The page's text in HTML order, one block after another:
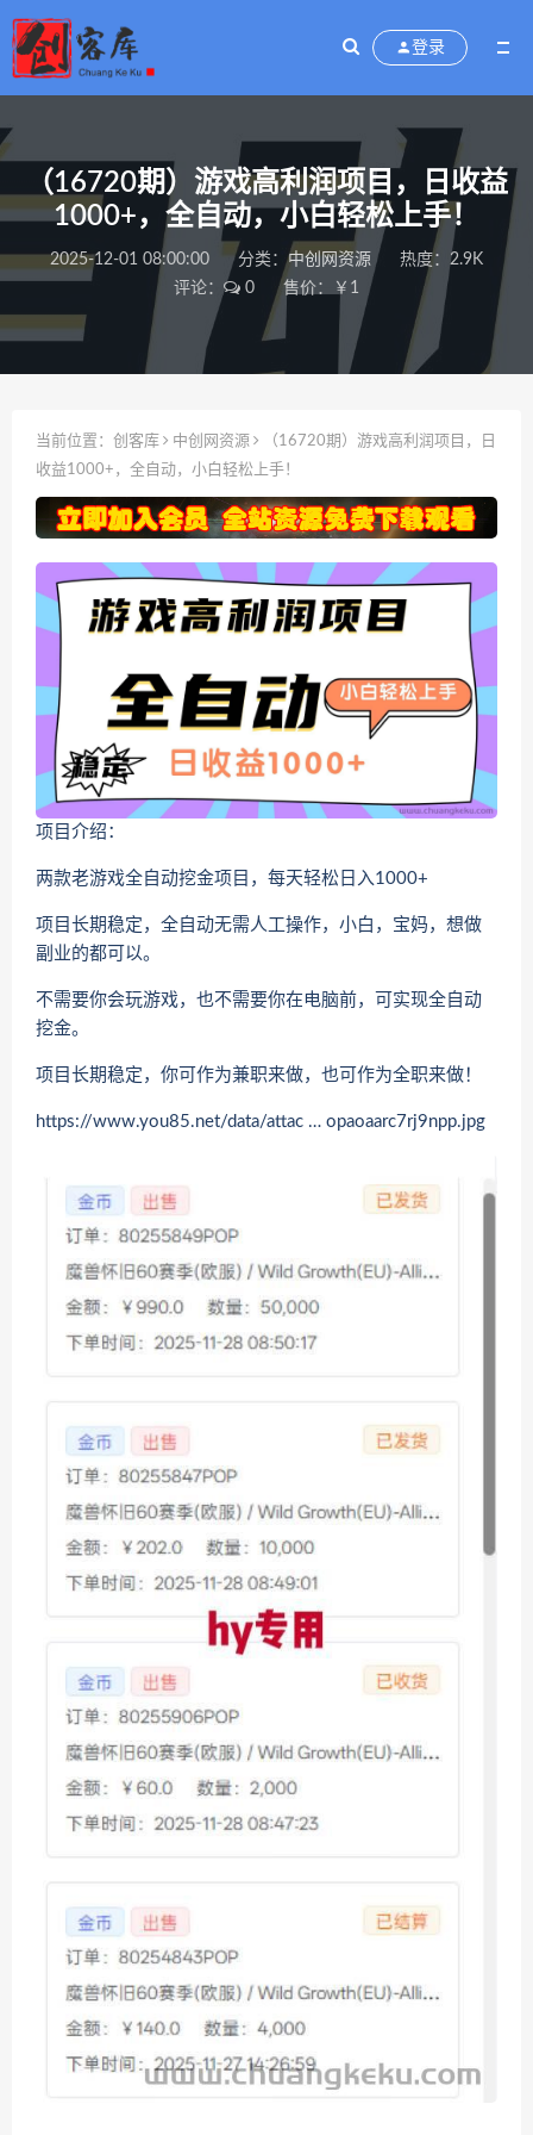
登录
（16720期）游戏高利润项目，日收益
1000+，全自动，小白轻松上手！
2025-12-01 08:00:00 分类：中创网资源
热度：2.9K
评论：
0 售价：￥1
当前位置： 创客库 中创网资源
（16720期）游戏高利润项目，日
收益1000+，全自动，小白轻松上手！
项目介绍：
两款老游戏全自动挖金项目，每天轻松日入1000+
项目长期稳定，全自动无需人工操作，小白，宝妈，想做
副业的都可以。
不需要你会玩游戏，也不需要你在电脑前，可实现全自动
挖金。
项目长期稳定，你可作为兼职来做，也可作为全职来做！
https://www.you85.net/data/attac … opaoaarc7rj9npp.jpg